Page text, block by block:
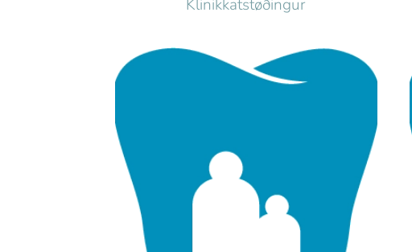
Klinikkatstøðingur